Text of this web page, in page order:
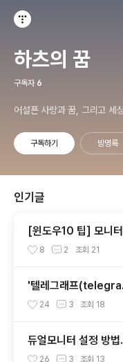
하츠의 꿈
구독자 6
어설픈 사랑과 꿈, 그리고 세
구독하기 방명록
인기글
[윈도우10 팁] 모니
z) 설정 방법
8 2 조회 21
'텔레그래프
든 익명 블로그, 자유
24 3 조회 18
듀얼모니터 설정 방
스 이동 위치 맞추기
26 3 조회 13